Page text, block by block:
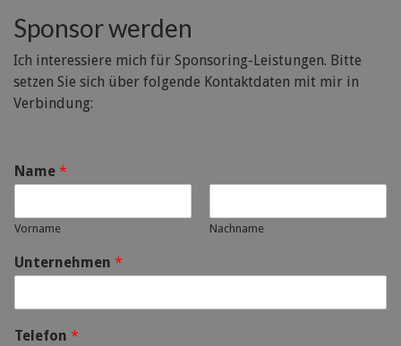
Sponsor werden
Ich interessiere mich für Sponsoring-Leistungen. Bitte
setzen Sie sich über folgende Kontaktdaten mit mir in
Verbindung:
Name *
Vorname Nachname
Unternehmen *
Telefon *